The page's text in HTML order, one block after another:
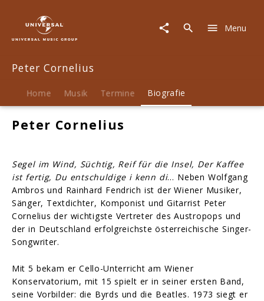
Cornelius
Biografie
Menu
Peter Cornelius
Home Musik Termine Biografie
Peter Cornelius
Segel im Wind, Süchtig, Reif für die Insel, Der Kaffee
ist fertig, Du entschuldige i kenn di… Neben Wolfgang
Ambros und Rainhard Fendrich ist der Wiener Musiker,
Sänger, Textdichter, Komponist und Gitarrist Peter
Cornelius der wichtigste Vertreter des Austropops und
der in Deutschland erfolgreichste österreichische Singer-
Songwriter.
Mit 5 bekam er Cello-Unterricht am Wiener
Konservatorium, mit 15 spielt er in seiner ersten Band,
seine Vorbilder: die Byrds und die Beatles. 1973 siegt er